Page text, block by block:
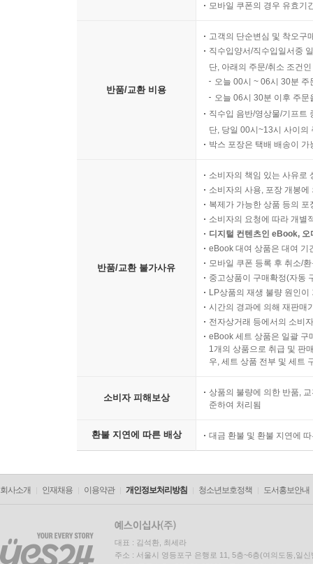
모바일 쿠폰의 경우 유효기
반품/교환 비용
고객의 단순변심 및 착오구
직수입양서/직수입일서중
단, 아래의 주문/취소 조건
오늘 00시 ~ 06시 30분
오늘 06시 30분 이후 주
직수입 음반/영상물/기프트
단, 당일 00시~13시 사이의
박스 포장은 택배 배송이
반품/교환 불가사유
소비자의 책임 있는 사유로
소비자의 사용, 포장 개봉
복제가 가능한 상품 등의
소비자의 요청에 따라 개별
디지털 컨텐츠인 eBook,
eBook 대여 상품은 대여 기
모바일 쿠폰 등록 후 취소/
중고상품이 구매확정(자동
LP상품의 재생 불량 원인
시간의 경과에 의해 재판매
전자상거래 등에서의 소비
eBook 세트 상품은 일괄 구
1개의 상품으로 취급 및 판
우, 세트 상품 전부 및 세트
소비자 피해보상
상품의 불량에 의한 반품,
준하여 처리됨
환불 지연에 따른 배상 대금 환불 및 환불 지연에
회사소개 인재채용 이용약관 개인정보처리방침 청소년보호정책 도서홍보안내
대표 : 김석환, 최세라
주소 : 서울시 영등포구 은행로 11, 5층~6층(여의도동,일신